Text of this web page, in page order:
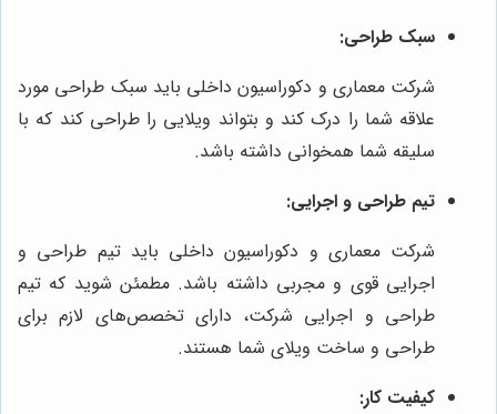
سبک طراحی:
شرکت معماری و دکوراسیون داخلی باید سبک طراحی مورد
علاقه شما را درک کند و بتواند ویلایی را طراحی کند که با
سلیقه شما همخوانی داشته باشد.
تیم طراحی و اجرایی:
شرکت معماری و دکوراسیون داخلی باید تیم طراحی و
اجرایی قوی و مجربی داشته باشد. مطمئن شوید که تیم
طراحی و اجرایی شرکت، دارای تخصص‌های لازم برای
طراحی و ساخت ویلای شما هستند.
کیفیت کار: